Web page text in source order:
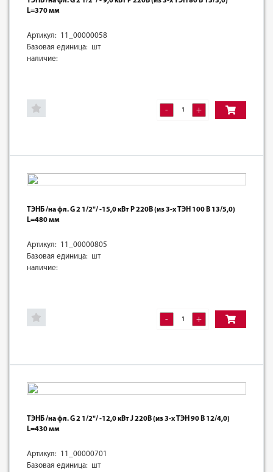
L=370 мм
Артикул: 11_00000058
Базовая единица: шт
наличие:
- +
ТЭНБ /на фл. G 2 1/2"/ -15,0 кВт Р 220В (из 3-х ТЭН 100 В 13/5,0)
L=480 мм
Артикул: 11_00000805
Базовая единица: шт
наличие:
- +
ТЭНБ /на фл. G 2 1/2"/ -12,0 кВт J 220В (из 3-х ТЭН 90 В 12/4,0)
L=430 мм
Артикул: 11_00000701
Базовая единица: шт